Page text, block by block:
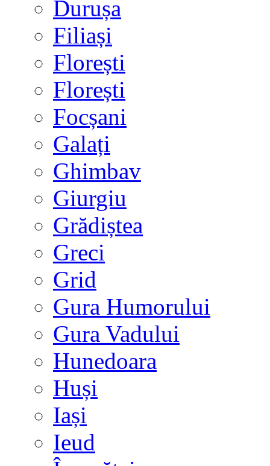
Durușa
Filiași
Florești
Florești
Focșani
Galați
Ghimbav
Giurgiu
Grădiștea
Greci
Grid
Gura Humorului
Gura Vadului
Hunedoara
Huși
Iași
Ieud